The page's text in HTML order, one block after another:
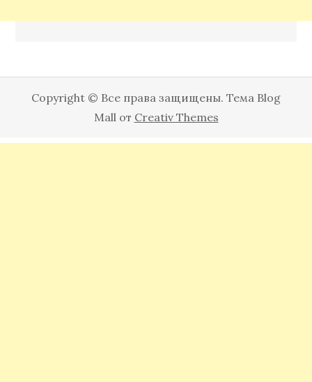
Copyright © Все права защищены. Тема Blog
Mall от Creativ Themes